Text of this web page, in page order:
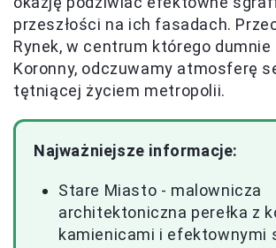
przeszłości na ich fasadach.
Rynek, w centrum którego dumnie
Koronny, odczuwamy atmosferę
tętniącej życiem metropolii.
Najważniejsze informacje:
Stare Miasto - malownicza
architektoniczna perełka z
kamienicami i efektownymi